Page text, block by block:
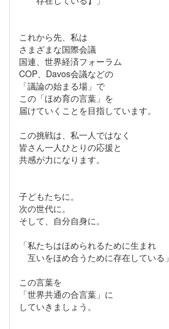
これから先、私は
さまざまな国際会議
国連、世界経済フォーラム
COP、Davos会議などの
「議論の始まる場」で
この「ほめ育の言葉」を
届けていくことを目指しています。
この挑戦は、私一人ではなく
皆さん一人ひとりの応援と
共感が力になります。
子どもたちに。
次の世代に。
そして、自分自身に。
「私たちはほめられるために生まれ
互いをほめ合うために存在している」
この言葉を
「世界共通の合言葉」に
していきましょう。